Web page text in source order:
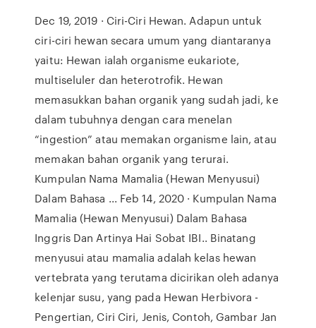
Dec 19, 2019 · Ciri-Ciri Hewan. Adapun untuk
ciri-ciri hewan secara umum yang diantaranya
yaitu: Hewan ialah organisme eukariote,
multiseluler dan heterotrofik. Hewan
memasukkan bahan organik yang sudah jadi, ke
dalam tubuhnya dengan cara menelan
“ingestion” atau memakan organisme lain, atau
memakan bahan organik yang terurai.
Kumpulan Nama Mamalia (Hewan Menyusui)
Dalam Bahasa ... Feb 14, 2020 · Kumpulan Nama
Mamalia (Hewan Menyusui) Dalam Bahasa
Inggris Dan Artinya Hai Sobat IBI.. Binatang
menyusui atau mamalia adalah kelas hewan
vertebrata yang terutama dicirikan oleh adanya
kelenjar susu, yang pada Hewan Herbivora -
Pengertian, Ciri Ciri, Jenis, Contoh, Gambar Jan